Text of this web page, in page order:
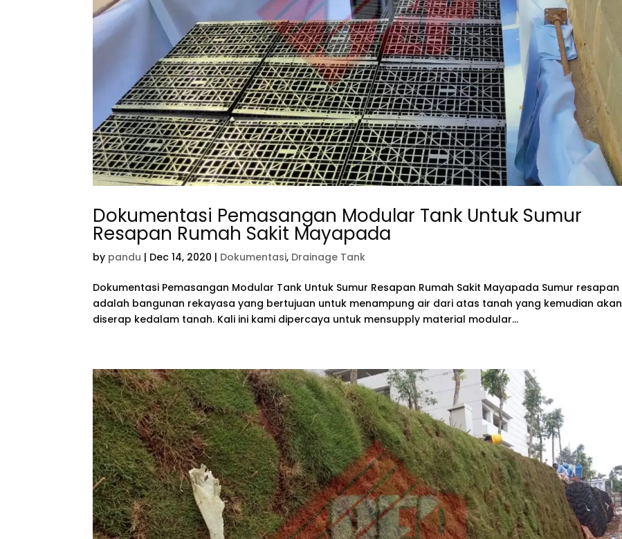
Dokumentasi Pemasangan Modular Tank Untuk Sumur
Resapan Rumah Sakit Mayapada
by pandu | Dec 14, 2020 | Dokumentasi, Drainage Tank
Dokumentasi Pemasangan Modular Tank Untuk Sumur Resapan Rumah Sakit Mayapada Sumur resapan
adalah bangunan rekayasa yang bertujuan untuk menampung air dari atas tanah yang kemudian akan
diserap kedalam tanah. Kali ini kami dipercaya untuk mensupply material modular...